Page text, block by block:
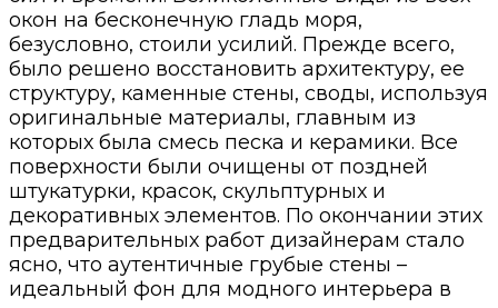
окон на бесконечную гладь моря,
безусловно, стоили усилий. Прежде всего,
было решено восстановить архитектуру, ее
структуру, каменные стены, своды, используя
оригинальные материалы, главным из
которых была смесь песка и керамики. Все
поверхности были очищены от поздней
штукатурки, красок, скульптурных и
декоративных элементов. По окончании этих
предварительных работ дизайнерам стало
ясно, что аутентичные грубые стены –
идеальный фон для модного интерьера в